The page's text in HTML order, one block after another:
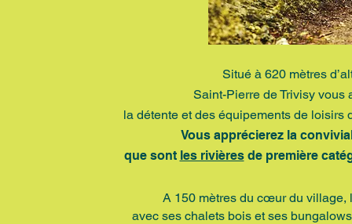
Situé à 620 mètres
Saint-Pierre de Trivisy vous
la détente et des équipements de loisirs
Vous apprécierez la
que sont les rivièresde première
A 150 mètres du cœur du village,
avec ses chalets bois et ses